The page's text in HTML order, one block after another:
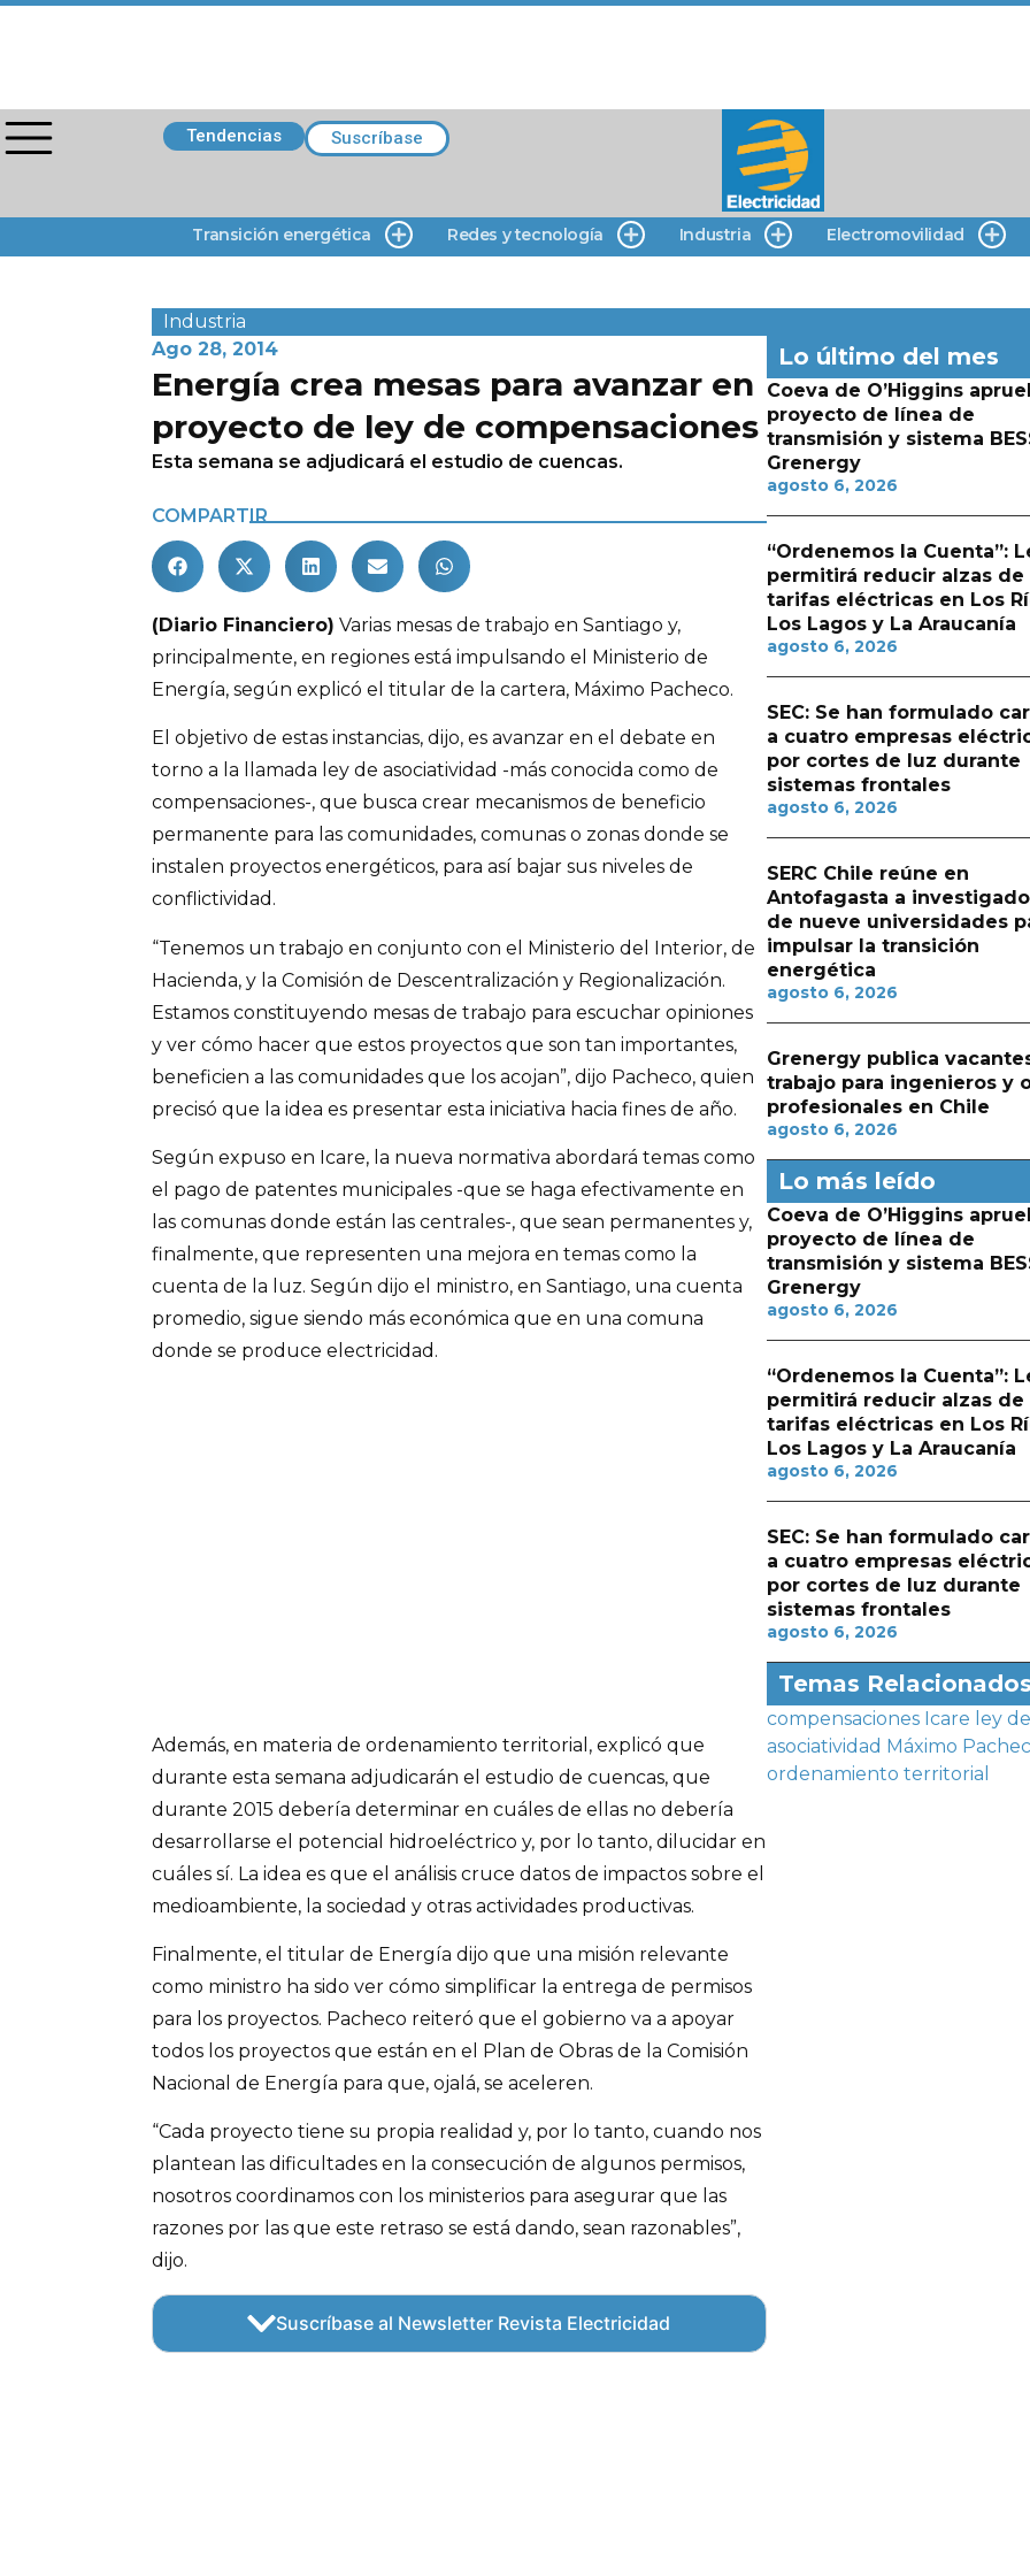
Tendencias Suscríbase
Transición energética Redes y tecnología Industria Electromovilidad
Industria
Ago 28, 2014
Energía crea mesas para avanzar en
proyecto de ley de compensaciones
Esta semana se adjudicará el estudio de cuencas.
COMPARTIR
(Diario Financiero) Varias mesas de trabajo en Santiago y,
principalmente, en regiones está impulsando el Ministerio de
Energía, según explicó el titular de la cartera, Máximo Pacheco.
El objetivo de estas instancias, dijo, es avanzar en el debate en
torno a la llamada ley de asociatividad -más conocida como de
compensaciones-, que busca crear mecanismos de beneficio
permanente para las comunidades, comunas o zonas donde se
instalen proyectos energéticos, para así bajar sus niveles de
conflictividad.
“Tenemos un trabajo en conjunto con el Ministerio del Interior, de
Hacienda, y la Comisión de Descentralización y Regionalización.
Estamos constituyendo mesas de trabajo para escuchar opiniones
y ver cómo hacer que estos proyectos que son tan importantes,
beneficien a las comunidades que los acojan”, dijo Pacheco, quien
precisó que la idea es presentar esta iniciativa hacia fines de año.
Según expuso en Icare, la nueva normativa abordará temas como
el pago de patentes municipales -que se haga efectivamente en
las comunas donde están las centrales-, que sean permanentes y,
finalmente, que representen una mejora en temas como la
cuenta de la luz. Según dijo el ministro, en Santiago, una cuenta
promedio, sigue siendo más económica que en una comuna
donde se produce electricidad.
Además, en materia de ordenamiento territorial, explicó que
durante esta semana adjudicarán el estudio de cuencas, que
durante 2015 debería determinar en cuáles de ellas no debería
desarrollarse el potencial hidroeléctrico y, por lo tanto, dilucidar en
cuáles sí. La idea es que el análisis cruce datos de impactos sobre el
medioambiente, la sociedad y otras actividades productivas.
Finalmente, el titular de Energía dijo que una misión relevante
como ministro ha sido ver cómo simplificar la entrega de permisos
para los proyectos. Pacheco reiteró que el gobierno va a apoyar
todos los proyectos que están en el Plan de Obras de la Comisión
Nacional de Energía para que, ojalá, se aceleren.
“Cada proyecto tiene su propia realidad y, por lo tanto, cuando nos
plantean las dificultades en la consecución de algunos permisos,
nosotros coordinamos con los ministerios para asegurar que las
razones por las que este retraso se está dando, sean razonables”,
dijo.
Suscríbase al Newsletter Revista Electricidad
Lo último del mes
Coeva de O’Higgins
proyecto de línea de
transmisión y sistema
Grenergy
agosto 6, 2026
“Ordenemos la Cuenta”:
permitirá reducir alzas de
tarifas eléctricas en Los
Los Lagos y La Araucanía
agosto 6, 2026
SEC: Se han formulado
a cuatro empresas
por cortes de luz durante
sistemas frontales
agosto 6, 2026
SERC Chile reúne en
Antofagasta a
de nueve universidades
impulsar la transición
energética
agosto 6, 2026
Grenergy publica
trabajo para ingenieros y
profesionales en Chile
agosto 6, 2026
Lo más leído
Coeva de O’Higgins
proyecto de línea de
transmisión y sistema
Grenergy
agosto 6, 2026
“Ordenemos la Cuenta”:
permitirá reducir alzas de
tarifas eléctricas en Los
Los Lagos y La Araucanía
agosto 6, 2026
SEC: Se han formulado
a cuatro empresas
por cortes de luz durante
sistemas frontales
agosto 6, 2026
Temas Relacionados
compensaciones Icare ley de
asociatividad Máximo
ordenamiento territorial